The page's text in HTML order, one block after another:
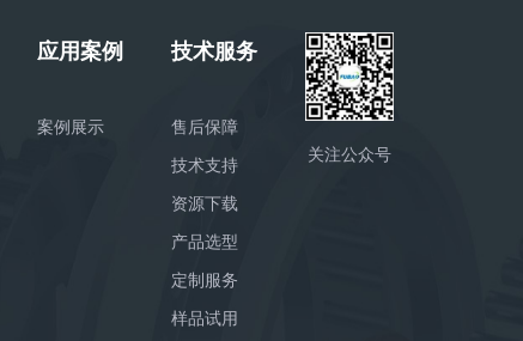
应用案例
案例展示
技术服务
售后保障
技术支持
资源下载
产品选型
定制服务
样品试用
关注公众号